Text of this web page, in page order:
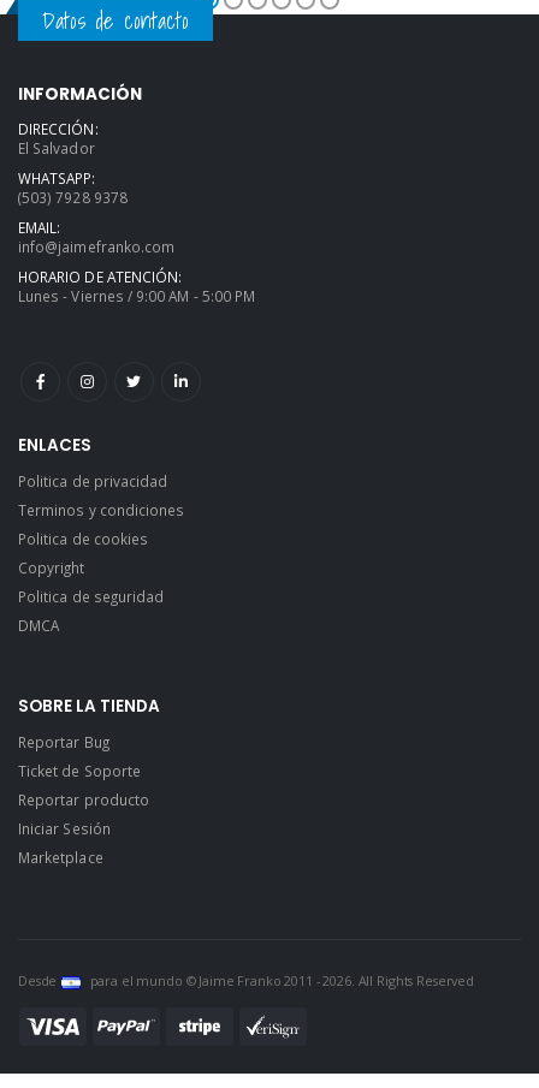
Datos de contacto
INFORMACIÓN
DIRECCIÓN:
El Salvador
WHATSAPP:
(503) 7928 9378
EMAIL:
info@jaimefranko.com
HORARIO DE ATENCIÓN:
Lunes - Viernes / 9:00 AM - 5:00 PM
ENLACES
Politica de privacidad
Terminos y condiciones
Politica de cookies
Copyright
Politica de seguridad
DMCA
SOBRE LA TIENDA
Reportar Bug
Ticket de Soporte
Reportar producto
Iniciar Sesión
Marketplace
Desde para el mundo © Jaime Franko 2011 - 2026. All Rights Reserved